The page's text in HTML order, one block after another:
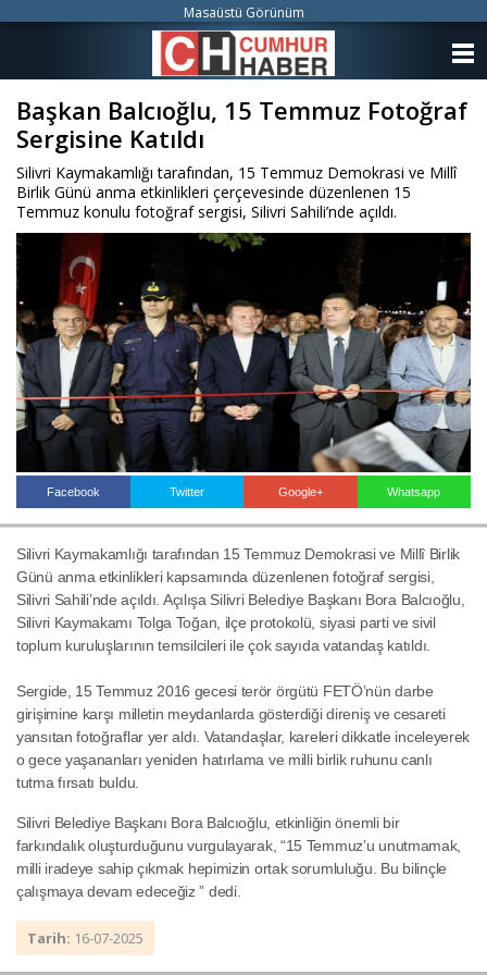
Başkan Balcıoğlu, 15 Temmuz Fotoğraf
Sergisine Katıldı
Silivri Kaymakamlığı tarafından, 15 Temmuz Demokrasi ve Millî
Birlik Günü anma etkinlikleri çerçevesinde düzenlenen 15
Temmuz konulu fotoğraf sergisi, Silivri Sahili’nde açıldı.
Facebook Twitter Google+ Whatsapp
Silivri Kaymakamlığı tarafından 15 Temmuz Demokrasi ve Millî Birlik
Günü anma etkinlikleri kapsamında düzenlenen fotoğraf sergisi,
Silivri Sahili’nde açıldı. Açılışa Silivri Belediye Başkanı Bora Balcıoğlu,
Silivri Kaymakamı Tolga Toğan, ilçe protokolü, siyasi parti ve sivil
toplum kuruluşlarının temsilcileri ile çok sayıda vatandaş katıldı.
Sergide, 15 Temmuz 2016 gecesi terör örgütü FETÖ’nün darbe
girişimine karşı milletin meydanlarda gösterdiği direniş ve cesareti
yansıtan fotoğraflar yer aldı. Vatandaşlar, kareleri dikkatle inceleyerek
o gece yaşananları yeniden hatırlama ve milli birlik ruhunu canlı
tutma fırsatı buldu.
Silivri Belediye Başkanı Bora Balcıoğlu, etkinliğin önemli bir
farkındalık oluşturduğunu vurgulayarak, “15 Temmuz’u unutmamak,
milli iradeye sahip çıkmak hepimizin ortak sorumluluğu. Bu bilinçle
çalışmaya devam edeceğiz ” dedi.
Tarih: 16-07-2025
Masaüstü Görünüm
KATEGORİLER
ANKETLER
FOTO GALERİ
VİDEO GALERİ
KÜNYE
İLETİŞİM